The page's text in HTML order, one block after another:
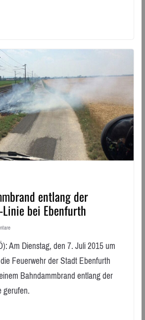
entlang der
bei Ebenfurth
Am Dienstag, den 7. Juli 2015 um
Feuerwehr der Stadt Ebenfurth
Bahndammbrand entlang der